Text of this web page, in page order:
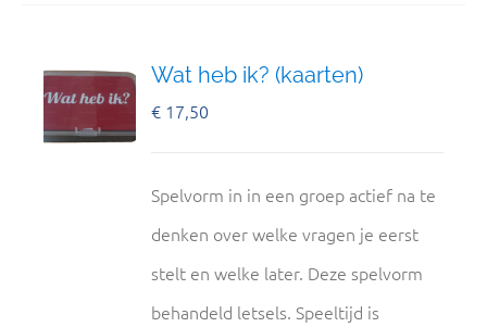
Wat heb ik? (kaarten)
€ 17,50
Spelvorm in in een groep actief na te
denken over welke vragen je eerst
stelt en welke later. Deze spelvorm
behandeld letsels. Speeltijd is